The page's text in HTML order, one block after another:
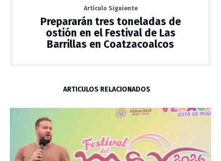
Artículo Siguiente
Prepararán tres toneladas de
ostión en el Festival de Las
Barrillas en Coatzacoalcos
ARTÍCULOS RELACIONADOS